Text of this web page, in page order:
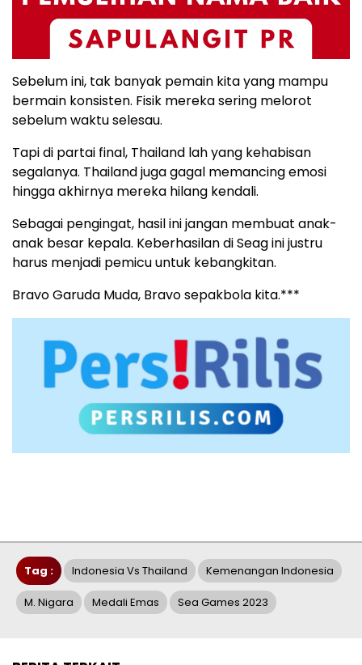
Sebelum ini, tak banyak pemain kita yang mampu
bermain konsisten. Fisik mereka sering melorot
sebelum waktu selesau.
Tapi di partai final, Thailand lah yang kehabisan
segalanya. Thailand juga gagal memancing emosi
hingga akhirnya mereka hilang kendali.
Sebagai pengingat, hasil ini jangan membuat anak-
anak besar kepala. Keberhasilan di Seag ini justru
harus menjadi pemicu untuk kebangkitan.
Bravo Garuda Muda, Bravo sepakbola kita.***
Tag : Indonesia Vs Thailand Kemenangan Indonesia
M. Nigara Medali Emas Sea Games 2023